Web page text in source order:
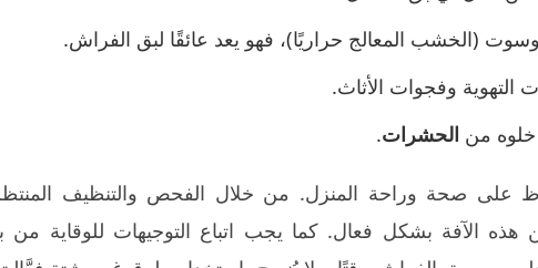
(الخشب المعالج حراريًا)، فهو يعد عائقًا لبق الفراش.
التهوية وفجوات الأثاث.
من الحشرات.
على صحة وراحة المنزل. من خلال الفحص والتنظيف
الآفة بشكل فعال. كما يجب اتباع التوجيهات للوقاية من